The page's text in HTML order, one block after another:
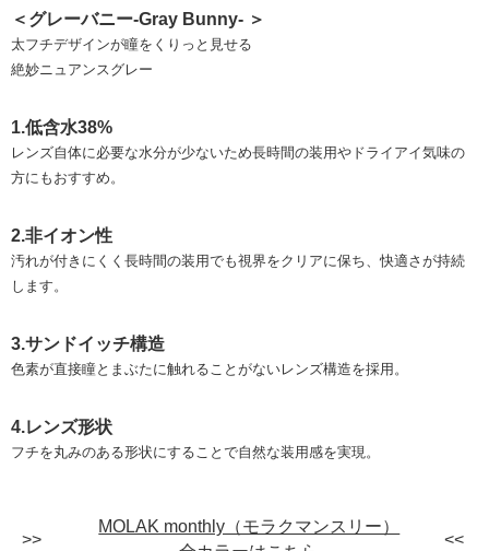
＜グレーバニー-Gray Bunny- ＞
太フチデザインが瞳をくりっと見せる
絶妙ニュアンスグレー
1.低含水38%
レンズ自体に必要な水分が少ないため長時間の装用やドライアイ気味の
方にもおすすめ。
2.非イオン性
汚れが付きにくく長時間の装用でも視界をクリアに保ち、快適さが持続
します。
3.サンドイッチ構造
色素が直接瞳とまぶたに触れることがないレンズ構造を採用。
4.レンズ形状
フチを丸みのある形状にすることで自然な装用感を実現。
MOLAK monthly（モラクマンスリー）